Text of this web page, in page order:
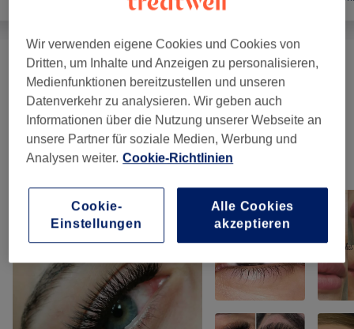
Maniküre & Pediküre (13 ) ab 3 €
Nagelmodellage 6) ab 5 €
Unsere Arbeit
Wir verwenden eigene Cookies und Cookies von
Dritten, um Inhalte und Anzeigen zu personalisieren,
Medienfunktionen bereitzustellen und unseren
Datenverkehr zu analysieren. Wir geben auch
Informationen über die Nutzung unserer Webseite an
unsere Partner für soziale Medien, Werbung und
Analysen weiter. Cookie-Richtlinien
Cookie-
Einstellungen
Alle Cookies
akzeptieren